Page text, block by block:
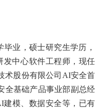
毕业，硕士研究生学历，
发中心软件工程师，现任
术股份有限公司 AI安全首
全基础产品事业部副总经
建模、数据安全等，已有